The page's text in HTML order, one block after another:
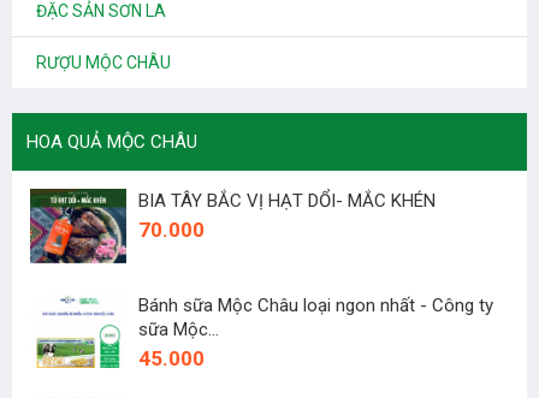
ĐẶC SẢN SƠN LA
RƯỢU MỘC CHÂU
HOA QUẢ MỘC CHÂU
BIA TÂY BẮC VỊ HẠT DỔI- MẮC KHÉN
70.000
Bánh sữa Mộc Châu loại ngon nhất - Công ty
sữa Mộc...
45.000